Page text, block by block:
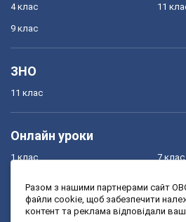
4 клас
9 клас
11
ЗНО
11 клас
Онлайн уроки
1 клас
3 клас
7 клас
9 клас
Разом з нашими партнерами сайт
файли cookie, щоб забезпечити
контент та реклама відповідали